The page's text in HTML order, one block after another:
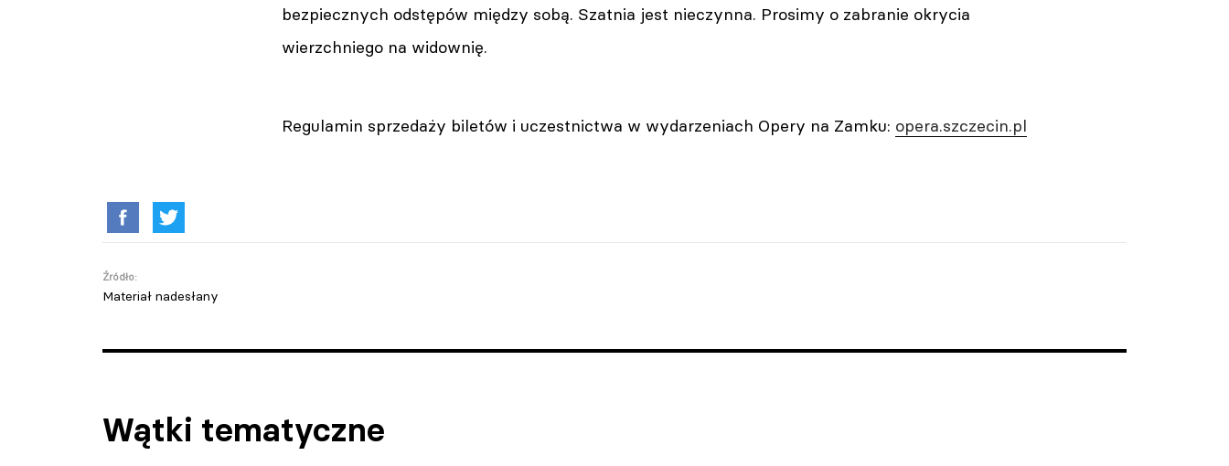
bezpiecznych odstępów między sobą. Szatnia jest nieczynna. Prosimy o zabranie okrycia
wierzchniego na widownię.
Regulamin sprzedaży biletów i uczestnictwa w wydarzeniach Opery na Zamku: opera.szczecin.pl
Źródło:
Materiał nadesłany
Wątki tematyczne